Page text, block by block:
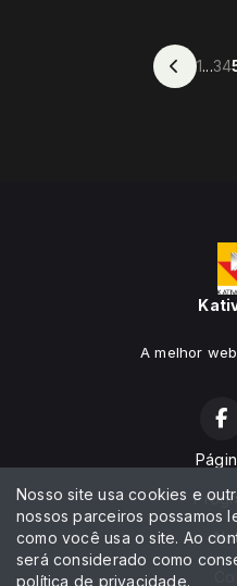
1...34
A melhor
Nosso site usa cookies e
nossos parceiros possamos
como você usa o site. Ao
será considerado como
política de privacidade.